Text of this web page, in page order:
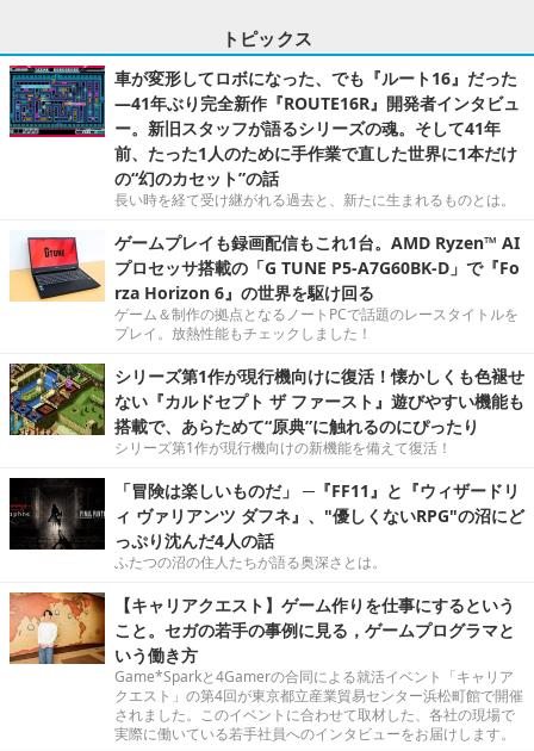
トピックス
車が変形してロボになった、でも『ルート16』だった
―41年ぶり完全新作『ROUTE16R』開発者インタビュ
ー。新旧スタッフが語るシリーズの魂。そして41年
前、たった1人のために手作業で直した世界に1本だけ
の“幻のカセット”の話
長い時を経て受け継がれる過去と、新たに生まれるものとは。
ゲームプレイも録画配信もこれ1台。AMD Ryzen™ AI
プロセッサ搭載の「G TUNE P5-A7G60BK-D」で『Fo
rza Horizon 6』の世界を駆け回る
ゲーム＆制作の拠点となるノートPCで話題のレースタイトルを
プレイ。放熱性能もチェックしました！
シリーズ第1作が現行機向けに復活！懐かしくも色褪せ
ない『カルドセプト ザ ファースト』遊びやすい機能も
搭載で、あらためて“原典”に触れるのにぴったり
シリーズ第1作が現行機向けの新機能を備えて復活！
「冒険は楽しいものだ」 ─『FF11』と『ウィザードリ
ィ ヴァリアンツ ダフネ』、"優しくないRPG"の沼にど
っぷり沈んだ4人の話
ふたつの沼の住人たちが語る奥深さとは。
【キャリアクエスト】ゲーム作りを仕事にするという
こと。セガの若手の事例に見る，ゲームプログラマと
いう働き方
Game*Sparkと4Gamerの合同による就活イベント「キャリア
クエスト」の第4回が東京都立産業貿易センター浜松町館で開催
されました。このイベントに合わせて取材した、各社の現場で
実際に働いている若手社員へのインタビューをお届けします。